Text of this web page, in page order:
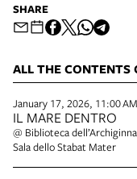
SHARE
ALL THE CONTENTS
January 17, 2026, 11:00 AM
IL MARE DENTRO
@ Biblioteca
Sala dello Stabat Mater